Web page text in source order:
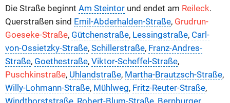
Die Straße beginnt Am Steintor und endet am Reileck.
Querstraßen sind Emil-Abderhalden-Straße, Grudrun-
Goeseke-Straße, Gütchenstraße, Lessingstraße, Carl-
von-Ossietzky-Straße, Schillerstraße, Franz-Andres-
Straße, Goethestraße, Viktor-Scheffel-Straße,
Puschkinstraße, Uhlandstraße, Martha-Brautzsch-Straße,
Willy-Lohmann-Straße, Mühlweg, Fritz-Reuter-Straße,